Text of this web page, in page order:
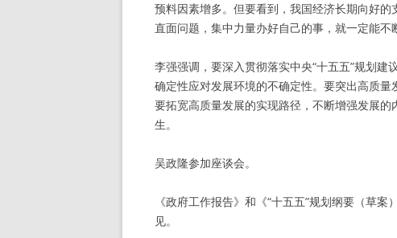
预料因素增多。但要看到，我国经济长期向好
直面问题，集中力量办好自己的事，就一定能不
李强强调，要深入贯彻落实中央“十五五”规划
确定性应对发展环境的不确定性。要突出高质量
要拓宽高质量发展的实现路径，不断增强发展
生。
吴政隆参加座谈会。
《政府工作报告》和《“十五五”规划纲要（草
见。